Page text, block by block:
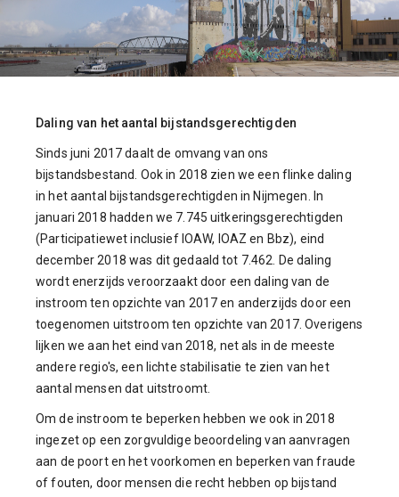
Daling van het aantal bijstandsgerechtigden
Sinds juni 2017 daalt de omvang van ons
bijstandsbestand. Ook in 2018 zien we een flinke daling
in het aantal bijstandsgerechtigden in Nijmegen. In
januari 2018 hadden we 7.745 uitkeringsgerechtigden
(Participatiewet inclusief IOAW, IOAZ en Bbz), eind
december 2018 was dit gedaald tot 7.462. De daling
wordt enerzijds veroorzaakt door een daling van de
instroom ten opzichte van 2017 en anderzijds door een
toegenomen uitstroom ten opzichte van 2017. Overigens
lijken we aan het eind van 2018, net als in de meeste
andere regio's, een lichte stabilisatie te zien van het
aantal mensen dat uitstroomt.
Om de instroom te beperken hebben we ook in 2018
ingezet op een zorgvuldige beoordeling van aanvragen
aan de poort en het voorkomen en beperken van fraude
of fouten, door mensen die recht hebben op bijstand